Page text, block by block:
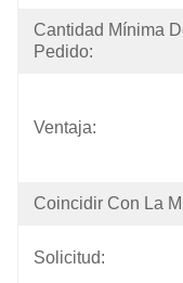
Cantidad Mínima
Pedido:
Ventaja:
Coincidir Con La
Solicitud: